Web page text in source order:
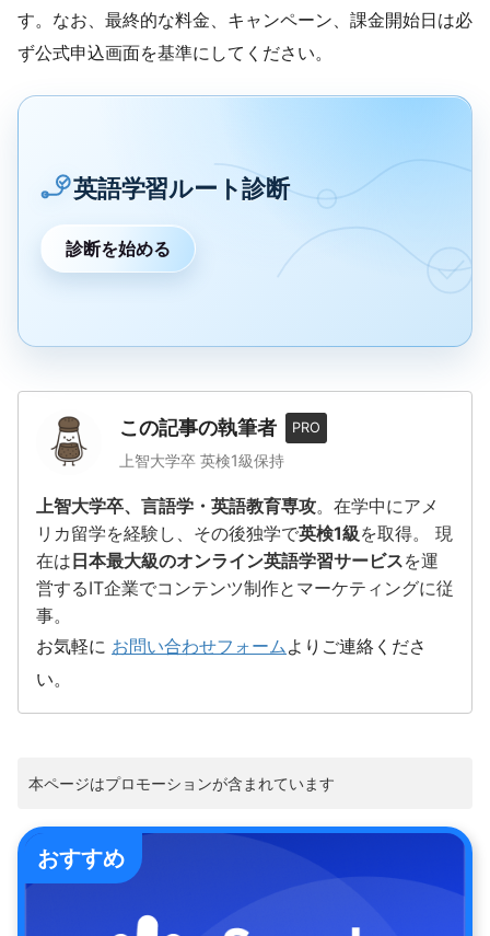
す。なお、最終的な料金、キャンペーン、課金開始日は必
ず公式申込画面を基準にしてください。
英語学習ルート診断
診断を始める
この記事の執筆者 PRO
上智大学卒 英検1級保持
上智大学卒、言語学・英語教育専攻。在学中にアメ
リカ留学を経験し、その後独学で英検1級を取得。 現
在は 日本最大級のオンライン英語学習サービスを運
営するIT企業でコンテンツ制作とマーケティングに従
事。
お気軽に お問い合わせフォームよりご連絡くださ
い。
本ページはプロモーションが含まれています
おすすめ